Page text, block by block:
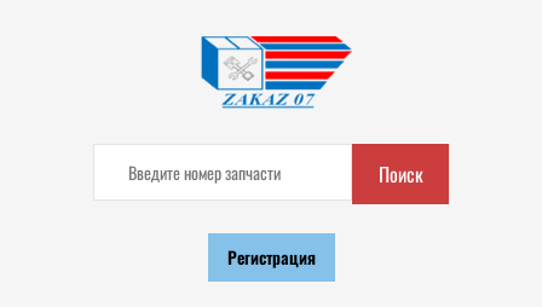
Поиск
Регистрация